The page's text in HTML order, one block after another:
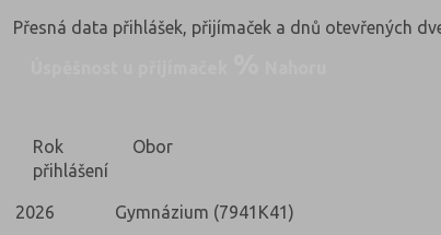
Přesná data přihlášek, přijímaček a dnů otevřených
Rok
přihlášení
Obor
2026 Gymnázium (7941K41)